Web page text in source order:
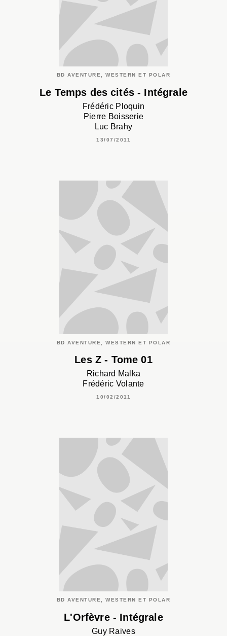
BD AVENTURE, WESTERN ET POLAR
Le Temps des cités - Intégrale
Frédéric Ploquin
Pierre Boisserie
Luc Brahy
13/07/2011
BD AVENTURE, WESTERN ET POLAR
Les Z - Tome 01
Richard Malka
Frédéric Volante
10/02/2011
BD AVENTURE, WESTERN ET POLAR
L'Orfèvre - Intégrale
Guy Raives